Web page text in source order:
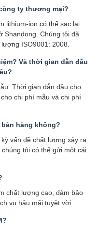
ty thương mại?
lithium-ion có thể sạc lại
Shandong. Chúng tôi đã
ISO9001: 2008.
Và thời gian dẫn đầu
Thời gian dẫn đầu cho
chi phí mẫu và chi phí
hàng không?
vấn đề chất lượng xảy ra
tôi có thể gửi một cái
chất lượng cao, đảm bảo
vụ hậu mãi tuyệt vời.